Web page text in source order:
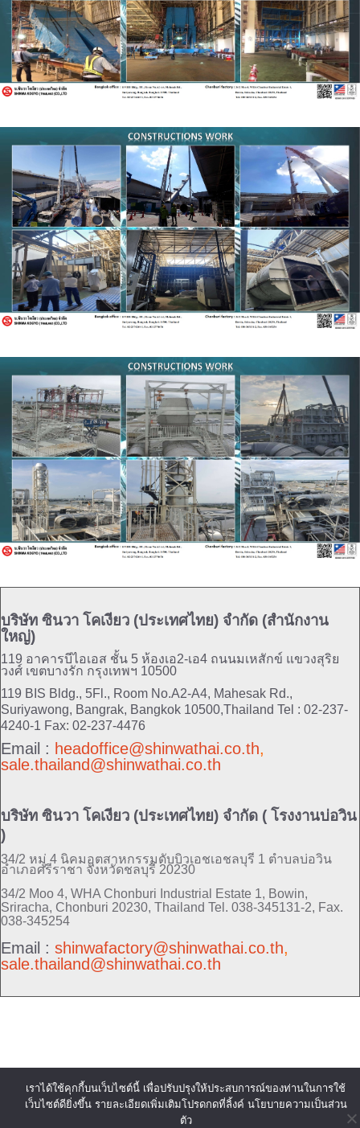
บริษัท ซินวา โคเงียว (ประเทศไทย) จำกัด (สำนักงาน
ใหญ่)
119 อาคารบีไอเอส ชั้น 5 ห้องเอ2-เอ4 ถนนมเหสักข์ แขวงสุริย
วงศ์ เขตบางรัก กรุงเทพฯ 10500
119 BIS Bldg., 5Fl., Room No.A2-A4, Mahesak Rd.,
Suriyawong, Bangrak, Bangkok 10500,Thailand Tel : 02-237-
4240-1 Fax: 02-237-4476
Email : headoffice@shinwathai.co.th,
sale.thailand@shinwathai.co.th
บริษัท ซินวา โคเงียว (ประเทศไทย) จำกัด ( โรงงานบ่อวิน
)
34/2 หมู่ 4 นิคมอุตสาหกรรมดับบิวเอชเอชลบุรี 1 ตำบลบ่อวิน
อำเภอศรีราชา จังหวัดชลบุรี 20230
34/2 Moo 4, WHA Chonburi Industrial Estate 1, Bowin,
Sriracha, Chonburi 20230, Thailand Tel. 038-345131-2, Fax.
038-345254
Email : shinwafactory@shinwathai.co.th,
sale.thailand@shinwathai.co.th
เราได้ใช้คุกกี้บนเว็บไซต์นี้ เพื่อปรับปรุงให้ประสบการณ์ของท่านในการใช้
เว็บไซต์ดียิ่งขึ้น รายละเอียดเพิ่มเติมโปรดกดที่ลิ้งค์ นโยบายความเป็นส่วน
ตัว